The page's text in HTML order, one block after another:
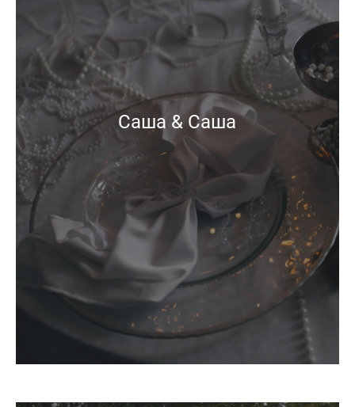
Саша & Саша